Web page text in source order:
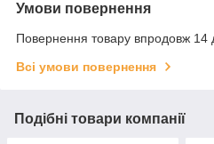
Умови повернення
Повернення товару впродовж 14
Всі умови повернення
Подібні товари компанії